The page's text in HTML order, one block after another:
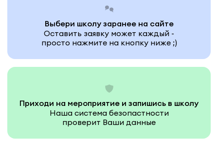
Выбери школу заранее на сайте
Оставить заявку может каждый -
просто нажмите на кнопку ниже ;)
Приходи на мероприятие и запишись в школу
Наша система безопастности
проверит Ваши данные